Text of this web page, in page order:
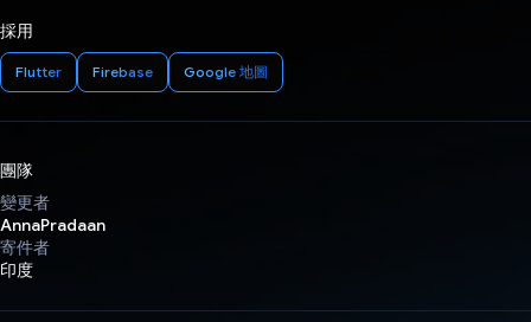
採用
Flutter Firebase Google 地圖
團隊
變更者
AnnaPradaan
寄件者
印度